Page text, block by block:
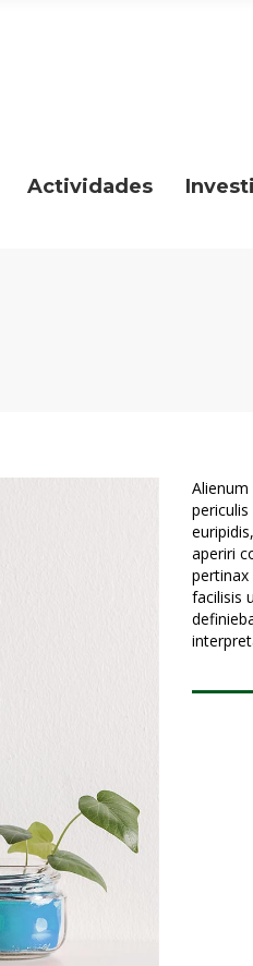
Actividades
aperiri
pertinax
facilisis